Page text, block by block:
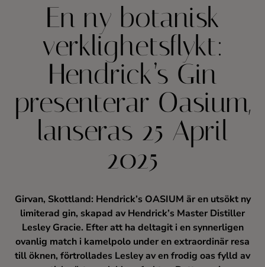
Alkoholfritt
Champagne
Cocktails
Gin
Likör
Rom
En ny botanisk
verklighetsflykt:
Hendrick’s Gin
presenterar Oasium,
lanseras 25 April
2025
Girvan, Skottland: Hendrick’s OASIUM är en utsökt ny
limiterad gin, skapad av Hendrick’s Master Distiller
Lesley Gracie. Efter att ha deltagit i en synnerligen
ovanlig match i kamelpolo under en extraordinär resa
till öknen, förtrollades Lesley av en frodig oas fylld av